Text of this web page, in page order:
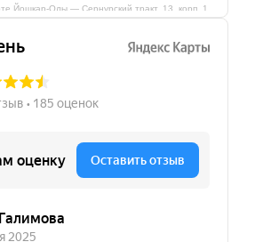
Йошкар‑Олы — Сернурский тракт, 13, корп. 1